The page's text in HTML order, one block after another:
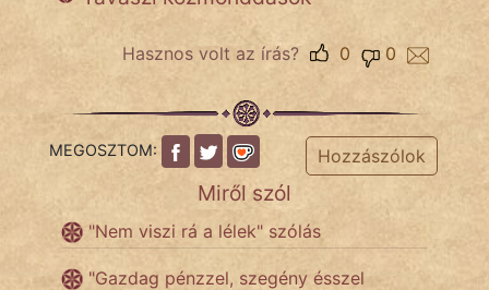
MAGYARSÁG
Népszerű szerzőink:
Hasznos volt az írás? 0
0
MEGOSZTOM: Hozzászólok
Miről szól
"Nem viszi rá a lélek" szólás
"Gazdag pénzzel, szegény ésszel